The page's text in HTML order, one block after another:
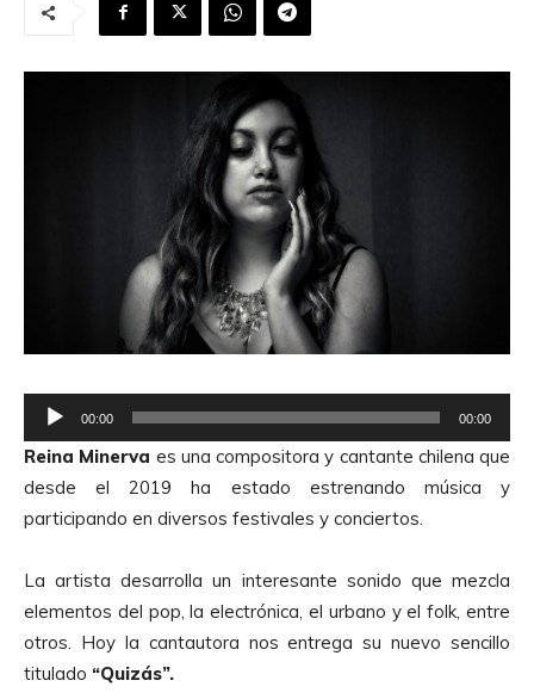
e
p
r
o
u
c
t
o
00:00 00:00
Reina Minerva es una compositora y cantante chilena que
desde el 2019 ha estado estrenando música y
participando en diversos festivales y conciertos.
La artista desarrolla un interesante sonido que mezcla
elementos del pop, la electrónica, el urbano y el folk, entre
otros. Hoy la cantautora nos entrega su nuevo sencillo
titulado “Quizás”.